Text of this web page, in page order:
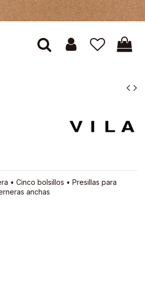
• Cinco bolsillos • Presillas para
anchas